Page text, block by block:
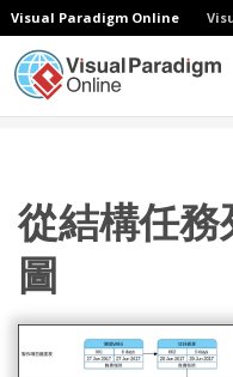
Visual Paradigm Online
從結構任務
圖